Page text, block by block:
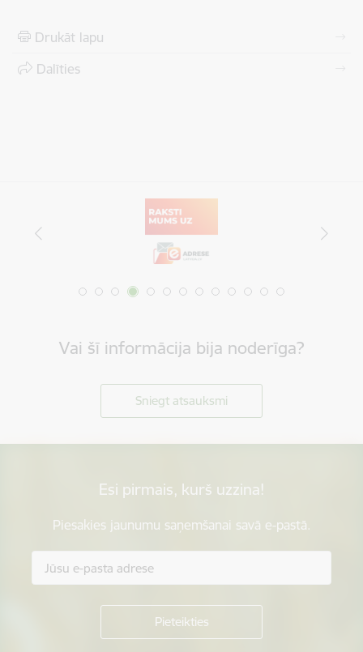
Drukāt lapu
Dalīties
Vai šī informācija bija noderīga?
Sniegt atsauksmi
Esi pirmais, kurš uzzina!
Piesakies jaunumu saņemšanai savā e-pastā.